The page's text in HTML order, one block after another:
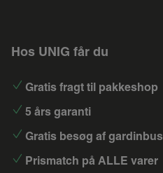
Hos UNIG får du
Gratis fragt til pakkeshop
5 års garanti
Gratis besøg af gardinbus
Prismatch på ALLE varer